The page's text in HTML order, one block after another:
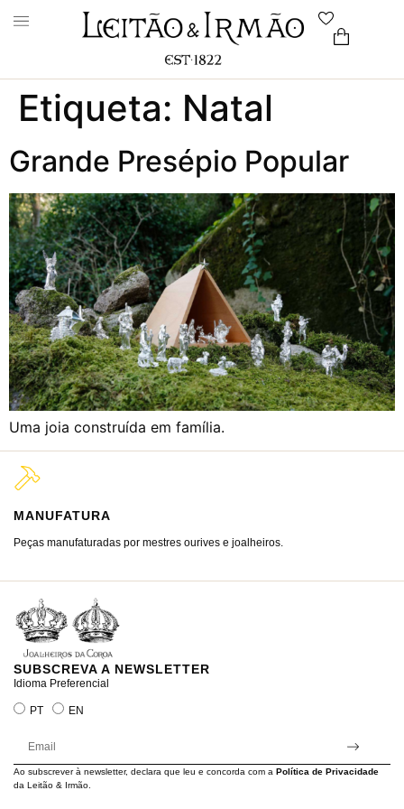
Etiqueta: Natal
Grande Presépio Popular
Uma joia construída em família.
MANUFATURA
Peças manufaturadas por mestres ourives e joalheiros.
SUBSCREVA A NEWSLETTER
Idioma Preferencial
PT EN
Ao subscrever à newsletter, declara que leu e concorda com a Política de Privacidade
da Leitão & Irmão.